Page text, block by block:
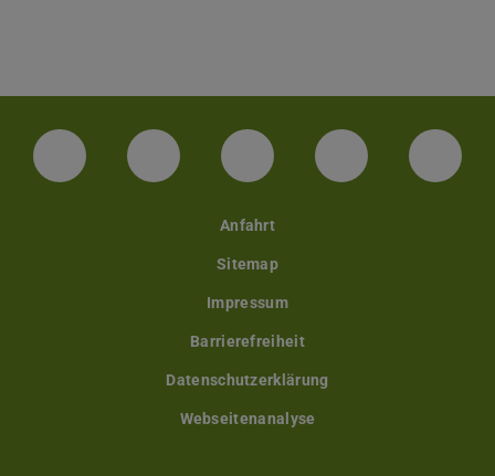
Facebook Instagram TikTok Bluesky
Anfahrt
Sitemap
Impressum
Barrierefreiheit
Datenschutzerklärung
Webseitenanalyse